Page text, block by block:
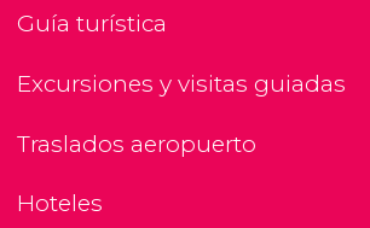
Guía turística
Excursiones y visitas guiadas
Traslados aeropuerto
Hoteles